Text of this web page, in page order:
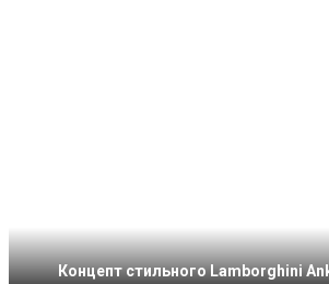
Концепт стильного Lamborghini